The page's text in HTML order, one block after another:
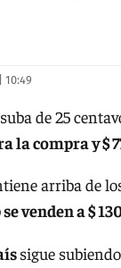
10:49
de 25
la compra y $
arriba de
venden a $
sigue